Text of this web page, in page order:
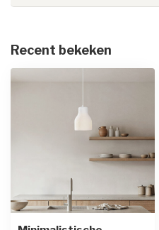
Recent bekeken